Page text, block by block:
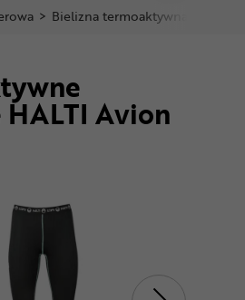
informacje
strony
> Bielizna termoaktywna
Avion